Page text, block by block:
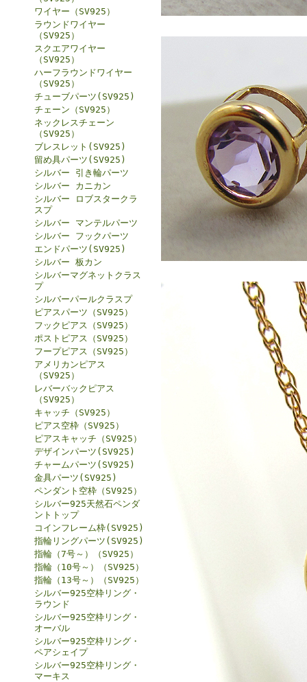
ワイヤー（SV925）
ラウンドワイヤー
（SV925）
スクエアワイヤー
（SV925）
ハーフラウンドワイヤー
（SV925）
チューブパーツ(SV925)
チェーン（SV925）
ネックレスチェーン
（SV925）
ブレスレット(SV925)
留め具パーツ(SV925)
シルバー 引き輪パーツ
シルバー カニカン
シルバー ロブスタークラ
スプ
シルバー マンテルパーツ
シルバー フックパーツ
エンドパーツ(SV925)
シルバー 板カン
シルバーマグネットクラス
プ
シルバーパールクラスプ
ピアスパーツ（SV925）
フックピアス（SV925）
ポストピアス（SV925）
フープピアス（SV925）
アメリカンピアス
（SV925）
レバーバックピアス
（SV925）
キャッチ（SV925）
ピアス空枠（SV925）
ピアスキャッチ（SV925）
デザインパーツ(SV925)
チャームパーツ(SV925)
金具パーツ(SV925)
ペンダント空枠（SV925）
シルバー925天然石ペンダ
ントトップ
コインフレーム枠(SV925)
指輪リングパーツ(SV925)
指輪（7号～）（SV925）
指輪（10号～）（SV925）
指輪（13号～）（SV925）
シルバー925空枠リング・
ラウンド
シルバー925空枠リング・
オーバル
シルバー925空枠リング・
ペアシェイプ
シルバー925空枠リング・
マーキス